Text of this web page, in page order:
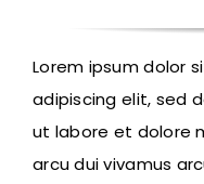
Lorem ipsum dolor
adipiscing elit, sed
ut labore et dolore
arcu dui vivamus